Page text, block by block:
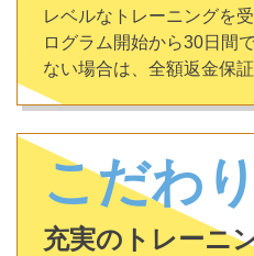
レベルなトレーニングを
ログラム開始から30日間
ない場合は、全額返金保証
こだわ
充実のトレーニ